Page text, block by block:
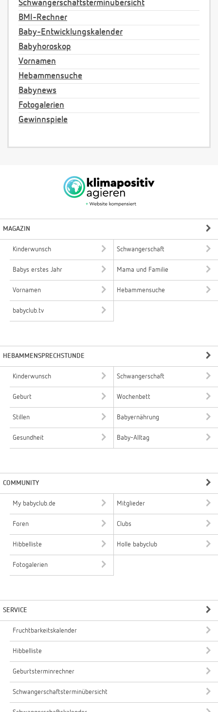
Schwangerschaftsterminübersicht
BMI-Rechner
Baby-Entwicklungskalender
Babyhoroskop
Vornamen
Hebammensuche
Babynews
Fotogalerien
Gewinnspiele
MAGAZIN
Kinderwunsch Schwangerschaft
Babys erstes Jahr Mama und Familie
Vornamen Hebammensuche
babyclub.tv
HEBAMMENSPRECHSTUNDE
Kinderwunsch Schwangerschaft
Geburt Wochenbett
Stillen Babyernährung
Gesundheit Baby-Alltag
COMMUNITY
My babyclub.de Mitglieder
Foren Clubs
Hibbelliste Holle babyclub
Fotogalerien
SERVICE
Fruchtbarkeitskalender
Hibbelliste
Geburtsterminrechner
Schwangerschaftsterminübersicht